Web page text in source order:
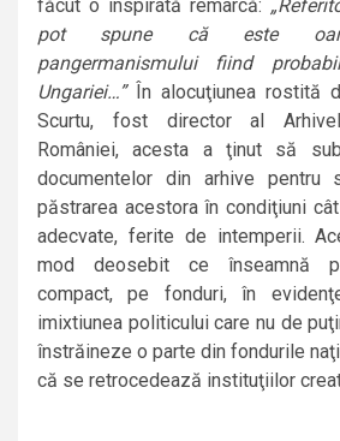
făcut o inspirată remarcă:
pot spune că este
pangermanismului fiind
Ungariei…”În alocuţiunea rostită
Scurtu, fost director al
României, acesta a ţinut să
documentelor din arhive pentru
păstrarea acestora în condiţiuni
adecvate, ferite de intemperii.
mod deosebit ce înseamnă
compact, pe fonduri, în
imixtiunea politicului care nu de
înstrăineze o parte din fondurile
că se retrocedează instituţiilor